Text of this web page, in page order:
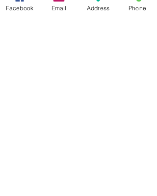
πλευρά
Facebook Email Address Phone